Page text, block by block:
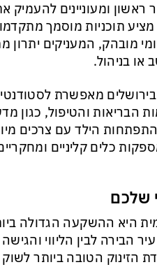
ומעוניינים להעמיק
תוכניות מוסמך
מובהק, המעניקים יתרון
בניהול.
מאפשרת
הבריאות והטיפול, כגון
הילד עם צרכים
כלים קליניים
שלכם
היא ההשקעה הגדולה
הבירה לבין הליווי
הזינוק הטובה ביותר